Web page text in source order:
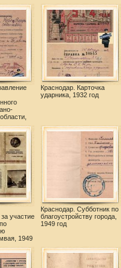
Краснодар. Карточка
ударника, 1932 год
участие
1949
Краснодар. Субботник по
благоустройству города,
1949 год